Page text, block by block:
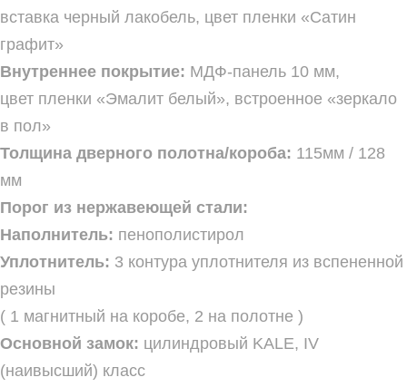
вставка черный лакобель, цвет пленки «Сатин
графит»
Внутреннее покрытие: МДФ-панель 10 мм,
цвет пленки «Эмалит белый», встроенное «зеркало
в пол»
Толщина дверного полотна/короба: 115мм / 128
мм
Порог из нержавеющей стали:
Наполнитель: пенополистирол
Уплотнитель: 3 контура уплотнителя из вспененной
резины
( 1 магнитный на коробе, 2 на полотне )
Основной замок: цилиндровый KALE, IV
(наивысший) класс